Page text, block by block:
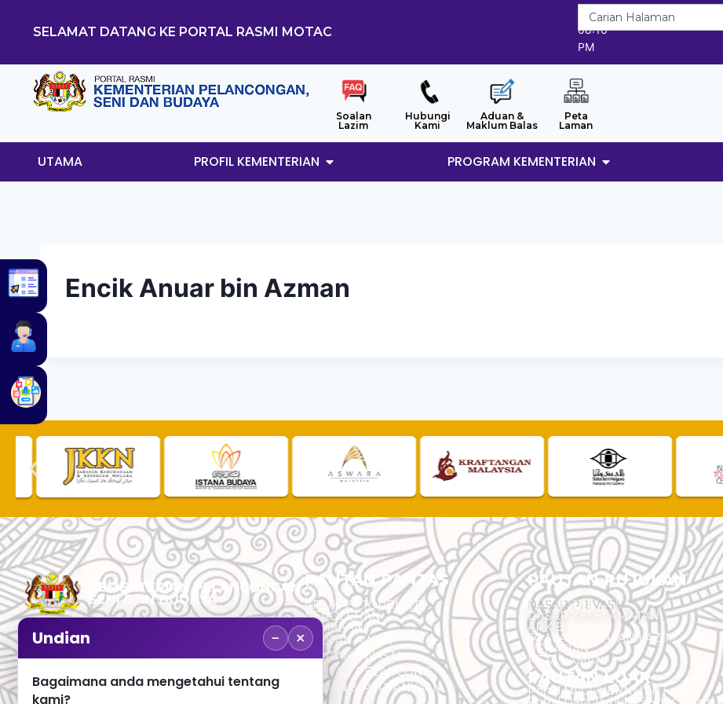
SELAMAT DATANG KE PORTAL RASMI MOTAC
7/8/2026
08:16
PM
Soalan
Lazim
Hubungi
Kami
Aduan &
Maklum Balas
Peta
Laman
UTAMA PROFIL KEMENTERIAN PROGRAM KEMENTERIAN
Encik Anuar bin Azman
No. 2, Menara 1, Jalan P5/6, Presint 5,
+603 8000 8000
PAUTAN PANTAS
APLIKASI TOURLIST
PEROLEHAN
SEMAKAN
PAUTAN AWAM
PAUTAN SWASTA
PAUTAN PELANCONG
ADUAN & PERTANYAAN
PAUTAN RUJUKAN
DASAR PRIVASI
DASAR KESELAMATAN
ARKIB
SOALAN - SOALAN LAZIM
PENAFIAN
PETA LAMAN
PAUTAN LUAR
Portal MyGOVERNMENT
Undian − ×
Bagaimana anda mengetahui tentang
kami?